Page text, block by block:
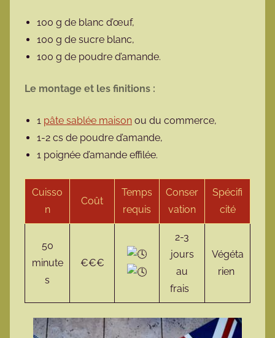
100 g de blanc d’œuf,
100 g de sucre blanc,
100 g de poudre d’amande.
Le montage et les finitions :
1 pâte sablée maison ou du commerce,
1-2 cs de poudre d’amande,
1 poignée d’amande effilée.
Cuisso
n
Coût
Temps
requis
Conser
vation
Spécifi
cité
50
minute
s
€€€
2-3
jours
au
frais
Végéta
rien